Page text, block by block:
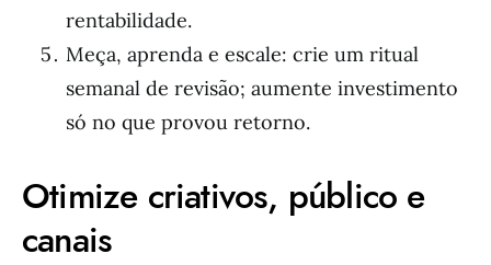
rentabilidade.
Meça, aprenda e escale: crie um ritual
semanal de revisão; aumente investimento
só no que provou retorno.
Otimize criativos, público e
canais